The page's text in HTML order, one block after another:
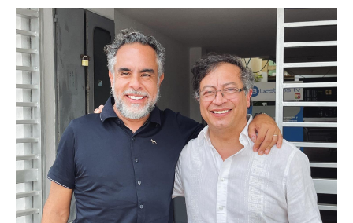
benedetti
petro.jpg